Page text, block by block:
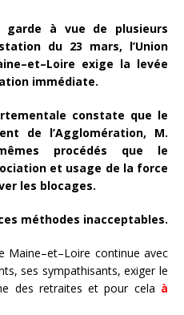
garde à vue de plusieurs
du 23 mars, l’Union
–et–Loire exige la levée
immédiate.
constate que le
de l’Agglomération, M.
procédés que le
et usage de la force
les blocages.
méthodes inacceptables.
Maine–et–Loire continue avec
ses sympathisants, exiger le
des retraites et pour cela à